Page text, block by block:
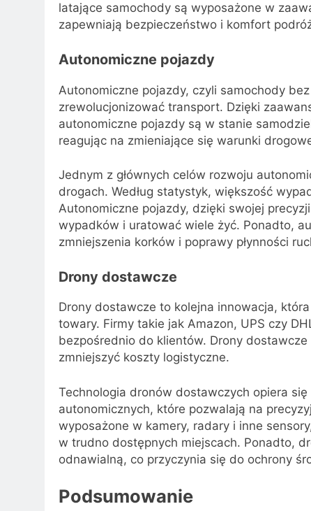
latające samochody są wyposażone w
zapewniają bezpieczeństwo i komfort
Autonomiczne pojazdy
Autonomiczne pojazdy, czyli samochody
zrewolucjonizować transport. Dzięki
autonomiczne pojazdy są w stanie
reagując na zmieniające się warunki
Jednym z głównych celów rozwoju
drogach. Według statystyk, większość
Autonomiczne pojazdy, dzięki swojej
wypadków i uratować wiele żyć. Ponadto,
zmniejszenia korków i poprawy płynności
Drony dostawcze
Drony dostawcze to kolejna innowacja,
towary. Firmy takie jak Amazon, UPS czy
bezpośrednio do klientów. Drony
zmniejszyć koszty logistyczne.
Technologia dronów dostawczych opiera
autonomicznych, które pozwalają na
wyposażone w kamery, radary i inne
w trudno dostępnych miejscach. Ponadto,
odnawialną, co przyczynia się do ochrony
Podsumowanie